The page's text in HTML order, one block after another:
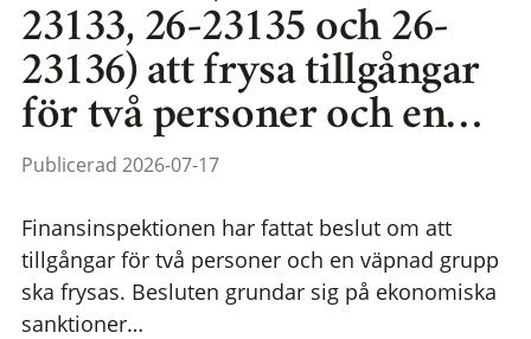
23133, 26-23135 och 26-
23136) att frysa tillgångar
för två personer och en…
Publicerad 2026-07-17
Finansinspektionen har fattat beslut om att
tillgångar för två personer och en väpnad grupp
ska frysas. Besluten grundar sig på ekonomiska
sanktioner…